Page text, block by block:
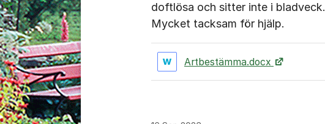
doftlösa och sitter inte i bladveck.
Mycket tacksam för hjälp.
Artbestämma.docx